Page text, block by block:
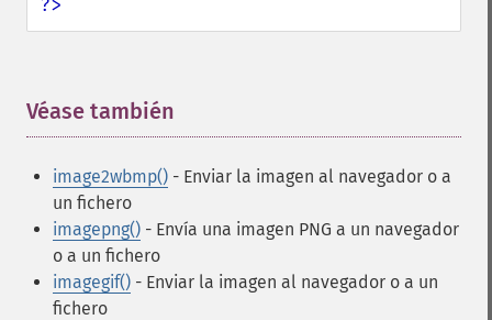
?>
Véase también
image2wbmp() - Enviar la imagen al navegador o a
un fichero
imagepng() - Envía una imagen PNG a un navegador
o a un fichero
imagegif() - Enviar la imagen al navegador o a un
fichero